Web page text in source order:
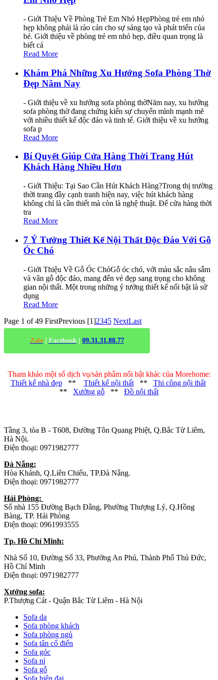
- Giới Thiệu Về Phòng Trẻ Em Nhỏ HẹpPhòng trẻ em nhỏ
hẹp không phải là rào cản cho sự sáng tạo và phát triển của
bé. Giới thiệu về phòng trẻ em nhỏ hẹp, điều quan trọng là
biết cá
Read More
Khám Phá Những Xu Hướng Sofa Phòng Thờ
Đẹp Năm Nay
- Giới thiệu về xu hướng sofa phòng thờNăm nay, xu hướng
sofa phòng thờ đang chứng kiến sự chuyển mình mạnh mẽ
với nhiều thiết kế độc đáo và tinh tế. Giới thiệu về xu hướng
sofa p
Read More
Bí Quyết Giúp Cửa Hàng Thời Trang Hút
Khách Hàng Nhiều Hơn
- Giới Thiệu: Tại Sao Cần Hút Khách Hàng?Trong thị trường
thời trang đầy cạnh tranh hiện nay, việc hút khách hàng
không chỉ là cần thiết mà còn là nghệ thuật. Để cửa hàng thời
tra
Read More
7 Ý Tưởng Thiết Kế Nội Thất Độc Đáo Với Gỗ
Óc Chó
- Giới Thiệu Về Gỗ Óc ChóGỗ óc chó, với màu sắc nâu sẫm
và vân gỗ độc đáo, mang đến vẻ đẹp sang trọng cho không
gian nội thất. Một trong những ý tưởng thiết kế nổi bật là sử
dụng
Read More
Page 1 of 49 FirstPrevious [1]2345 NextLast
Zalo| Facebook | 09.31.31.88.77
Tham khảo một số dịch vụ/sản phẩm nổi bật khác của Morehome:
Thiết kế nhà đẹp** Thiết kế nội thất** Thi công nội thất
** Xưởng gỗ ** Đồ nội thất
Tầng 3, tòa B - T608, Đường Tôn Quang Phiệt, Q.Bắc Từ Liêm,
Hà Nội.
Điện thoại: 0971982777
Đà Nẵng:
Hòa Khánh, Q.Liên Chiểu, TP.Đà Nẵng.
Điện thoại: 0971982777
Hải Phòng:
Số nhà 155 Đường Bạch Đằng, Phường Thượng Lý, Q.Hồng
Bàng, TP. Hải Phòng
Điện thoại: 0961993555
Tp. Hồ Chí Minh:
Nhà Số 10, Đường Số 33, Phường An Phú, Thành Phố Thủ Đức,
Hồ Chí Minh
Điện thoại: 0971982777
Xưởng sofa:
P.Thượng Cát - Quận Bắc Từ Liêm - Hà Nội
Sofa da
Sofa phòng khách
Sofa phòng ngủ
Sofa tân cổ điển
Sofa góc
Sofa nỉ
Sofa gỗ